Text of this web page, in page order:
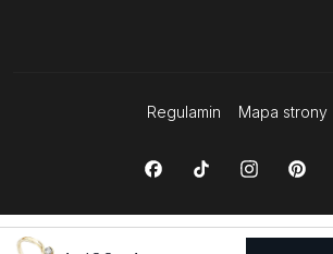
Regulamin Mapa strony